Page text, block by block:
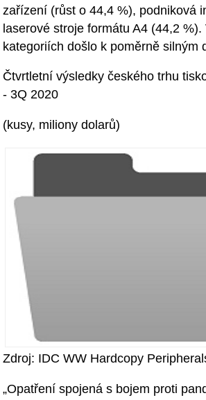
zařízení (růst o 44,4 %), podniková
laserové stroje formátu A4 (44,2
kategoriích došlo k poměrně silným
Čtvrtletní výsledky českého trhu
- 3Q 2020
(kusy, miliony dolarů)
Zdroj: IDC WW Hardcopy
„Opatření spojená s bojem proti